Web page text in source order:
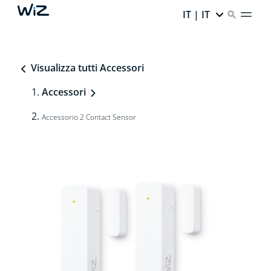
IT | IT
Visualizza tutti Accessori
Accessori
Accessorio 2 Contact Sensor